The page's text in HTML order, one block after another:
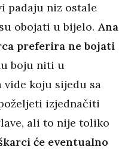
padaju niz ostale
obojati u bijelo. Ana
preferira ne bojati
boju niti u
koju sijedu sa
izjednačiti
ali to nije toliko
će eventualno